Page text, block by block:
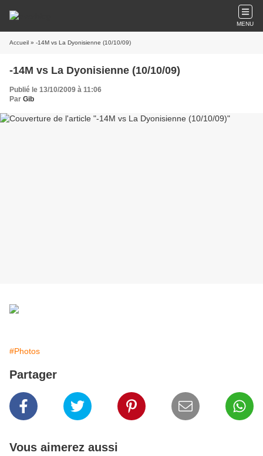
MENU
Accueil » -14M vs La Dyonisienne (10/10/09)
-14M vs La Dyonisienne (10/10/09)
Publié le 13/10/2009 à 11:06
Par Gib
#Photos
Partager
Vous aimerez aussi